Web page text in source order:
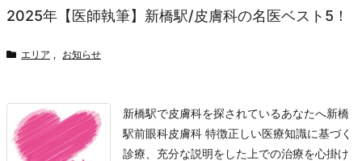
2025年【医師執筆】新橋駅/皮膚科の名医ベスト5！
エリア , お知らせ
新橋駅で皮膚科を探されているあなたへ新橋
駅前眼科皮膚科 特徴正しい医療知識に基づく
診療、充分な説明をした上での治療を心掛け